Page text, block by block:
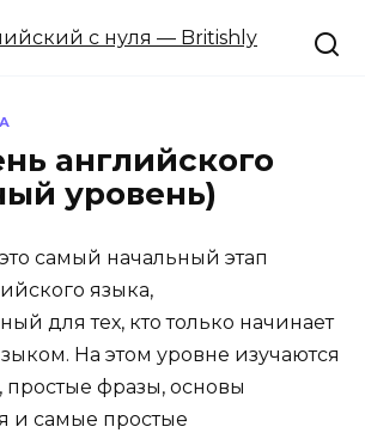
английского
уровень)
самый начальный этап
языка,
для тех, кто только начинает
На этом уровне изучаются
простые фразы, основы
и самые простые